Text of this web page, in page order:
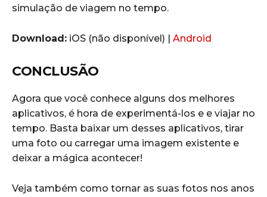
simulação de viagem no tempo.
Download: iOS (não disponível) | Android
CONCLUSÃO
Agora que você conhece alguns dos melhores
aplicativos, é hora de experimentá-los e e viajar no
tempo. Basta baixar um desses aplicativos, tirar
uma foto ou carregar uma imagem existente e
deixar a mágica acontecer!
Veja também como tornar as suas fotos nos anos